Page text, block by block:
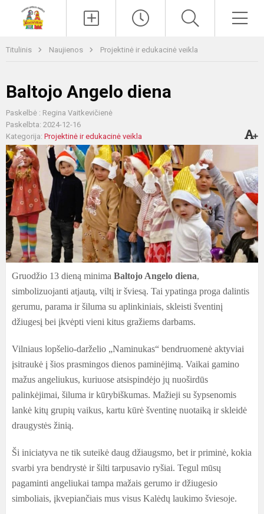
Titulinis Naujienos Projektinė ir edukacinė veikla
Baltojo Angelo diena
Paskelbė : Regina Vaitkevičienė
Paskelbta: 2024-12-16
Kategorija: Projektinė ir edukacinė veikla
Gruodžio 13 dieną minima Baltojo Angelo diena,
simbolizuojanti atjautą, viltį ir šviesą. Tai ypatinga proga dalintis
gerumu, parama ir šiluma su aplinkiniais, skleisti šventinį
džiugesį bei įkvėpti vieni kitus gražiems darbams.
Vilniaus lopšelio-darželio „Naminukas“ bendruomenė aktyviai
įsitraukė į šios prasmingos dienos paminėjimą. Vaikai gamino
mažus angeliukus, kuriuose atsispindėjo jų nuoširdūs
palinkėjimai, šiluma ir kūrybiškumas. Mažieji su šypsenomis
lankė kitų grupių vaikus, kartu kūrė šventinę nuotaiką ir skleidė
draugystės žinią.
Ši iniciatyva ne tik suteikė daug džiaugsmo, bet ir priminė, kokia
svarbi yra bendrystė ir šilti tarpusavio ryšiai. Tegul mūsų
pagaminti angeliukai tampa mažais gerumo ir džiugesio
simboliais, įkvepiančiais mus visus Kalėdų laukimo šviesoje.